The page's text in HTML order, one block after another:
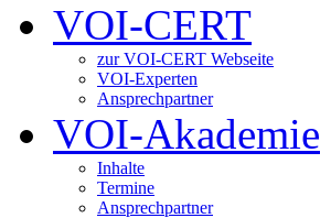
VOI-CERT
zur VOI-CERT Webseite
VOI-Experten
Ansprechpartner
VOI-Akademie
Inhalte
Termine
Ansprechpartner